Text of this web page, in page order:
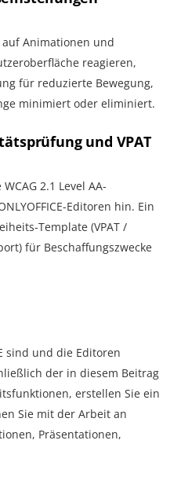
Animationen und
reagieren,
für reduzierte Bewegung,
minimiert oder eliminiert.
und VPAT
2.1 Level AA-
Editoren hin. Ein
Template (VPAT /
für Beschaffungszwecke
sind und die Editoren
der in diesem Beitrag
erstellen Sie ein
Sie mit der Arbeit an
Präsentationen,